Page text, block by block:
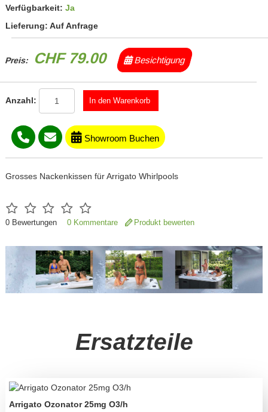
Verfügbarkeit: Ja
Lieferung: Auf Anfrage
Preis: CHF 79.00 Besichtigung
Anzahl:
Showroom Buchen
Grosses Nackenkissen für Arrigato Whirlpools
0Bewertungen 0 Kommentare Produkt bewerten
Ersatzteile
Arrigato Ozonator 25mg O3/h